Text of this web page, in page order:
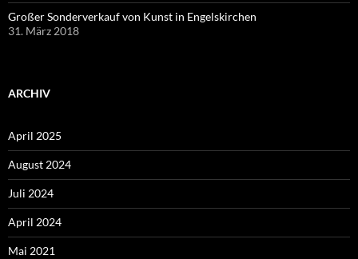
Großer Sonderverkauf von Kunst in Engelskirchen
31. März 2018
ARCHIV
April 2025
August 2024
Juli 2024
April 2024
Mai 2021